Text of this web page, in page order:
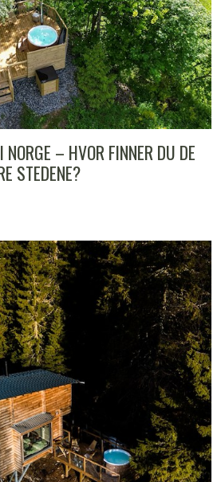
– HVOR FINNER DU DE
STEDENE?